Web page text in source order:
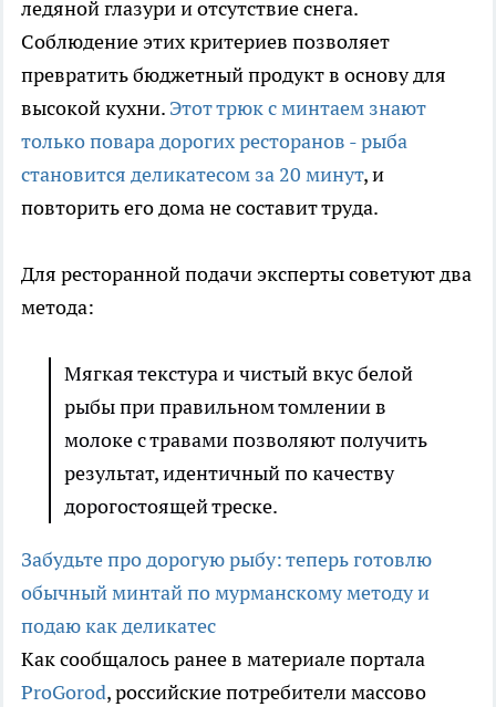
ледяной глазури и отсутствие снега.
Соблюдение этих критериев позволяет
превратить бюджетный продукт в основу для
высокой кухни. Этот трюк с минтаем знают
только повара дорогих ресторанов - рыба
становится деликатесом за 20 минут, и
повторить его дома не составит труда.
Для ресторанной подачи эксперты советуют два
метода:
Мягкая текстура и чистый вкус белой
рыбы при правильном томлении в
молоке с травами позволяют получить
результат, идентичный по качеству
дорогостоящей треске.
Забудьте про дорогую рыбу: теперь готовлю
обычный минтай по мурманскому методу и
подаю как деликатес
Как сообщалось ранее в материале портала
ProGorod, российские потребители массово